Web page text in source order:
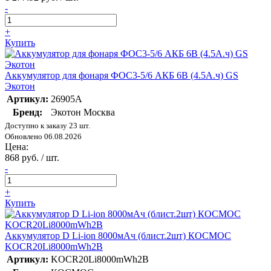
-
+
Купить
Аккумулятор для фонаря ФОС3-5/6 АКБ 6В (4.5А.ч) GS
Экотон
Артикул: 26905А
Бренд:
Экотон Москва
Доступно к заказу 23 шт.
Обновлено 06.08.2026
Цена:
868 руб. / шт.
-
+
Купить
Аккумулятор D Li-ion 8000мАч (блист.2шт) КОСМОС
KOCR20Li8000mWh2B
Артикул: KOCR20Li8000mWh2B